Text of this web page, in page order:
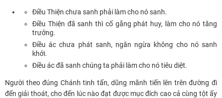
Điều Thiện chưa sanh phải làm cho nó sanh.
Điều Thiện đã sanh thì cố gắng phát huy, làm cho nó tăng
trưởng.
Điều ác chưa phát sanh, ngăn ngừa không cho nó sanh
khởi.
Điều ác đã sanh chúng ta phải làm cho nó tiêu diệt.
Người theo đúng Chánh tinh tấn, dũng mãnh tiến lên trên đường đi
đến giải thoát, cho đến lúc nào đạt được mục đích cao cả cùng tột ấy